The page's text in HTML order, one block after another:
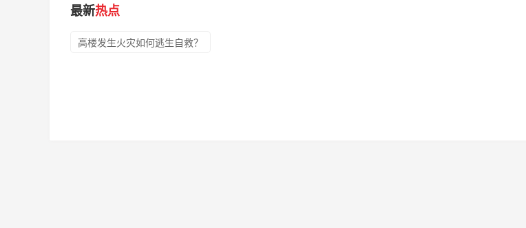
最新热点
高楼发生火灾如何逃生自救？